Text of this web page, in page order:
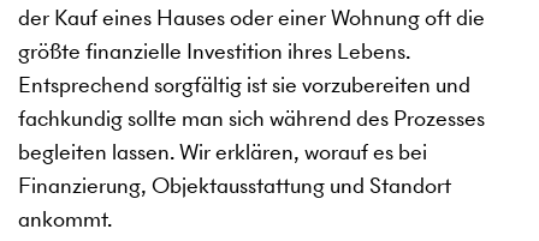
der Kauf eines Hauses oder einer Wohnung oft die
größte finanzielle Investition ihres Lebens.
Entsprechend sorgfältig ist sie vorzubereiten und
fachkundig sollte man sich während des Prozesses
begleiten lassen. Wir erklären, worauf es bei
Finanzierung, Objektausstattung und Standort
ankommt.